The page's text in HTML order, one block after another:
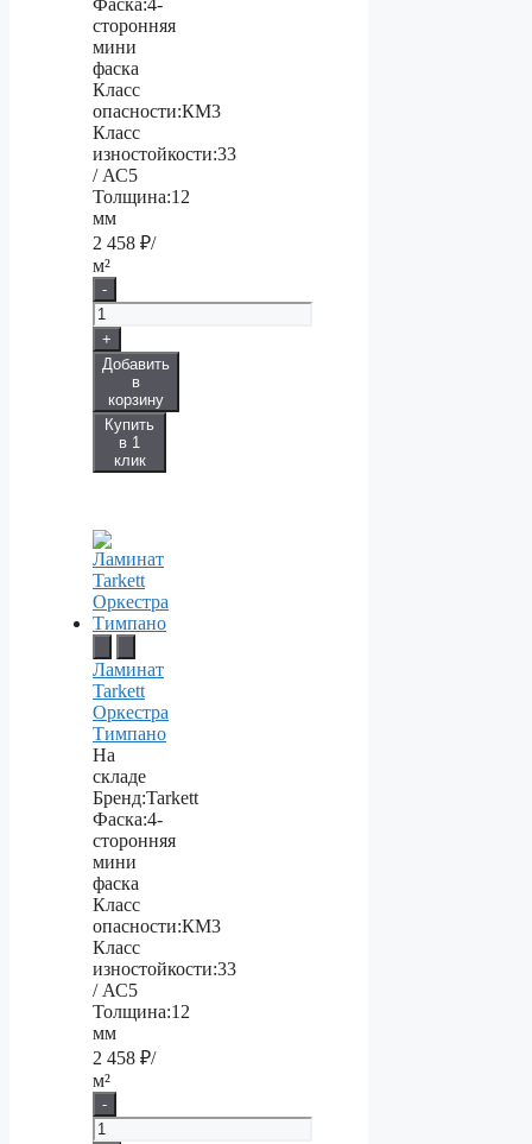
Фаска:4-
сторонняя
мини
фаска
Класс
опасности:КМ3
Класс
изностойкости:33
/ АС5
Толщина:12
мм
2 458 ₽/
м²
-
+
Добавить
в
корзину
Купить
в 1
клик
Ламинат
Tarkett
Оркестра
Тимпано
На
складе
Бренд:Tarkett
Фаска:4-
сторонняя
мини
фаска
Класс
опасности:КМ3
Класс
изностойкости:33
/ АС5
Толщина:12
мм
2 458 ₽/
м²
-